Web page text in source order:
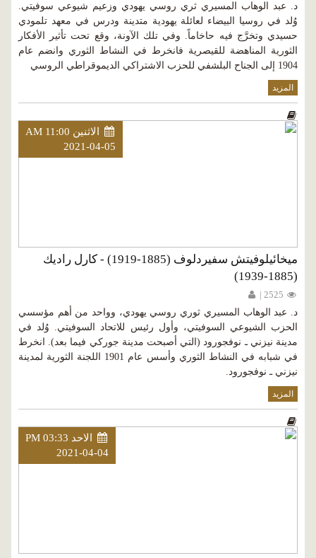
د. عبد الوهاب المسيري ثري روسي يهودي وزعيم شيوعي سوفيتي.
وُلد في روسيا البيضاء لعائلة يهودية متدينة ودرس في معهد تلمودي
حسيدي وتخرَّج فيه حاخاماً. وفي تلك الآونة، وقع تحت تأثير الأفكار
الثورية المناهضة للقيصرية فانخرط في النشاط الثوري وانضم عام
1904 إلى الجناح البلشفي للحزب الاشتراكي الديموقراطي الروسي
المزيد
الاثنين AM 11:00
2021-04-05
ميخائيلوفيتش سفيردلوف (1885-1919) - كارل راديك
(1885-1939)
د. عبد الوهاب المسيري ثوري روسي يهودي، وواحد من أهم مؤسسي
الحزب الشيوعي السوفيتي، وأول رئيس للاتحاد السوفيتي. وُلد في
مدينة نيزني ـ نوفجورود (التي أصبحت مدينة جوركي فيما بعد). انخرط
في شبابه في النشاط الثوري وأسس عام 1901 اللجنة الثورية لمدينة
نيزني ـ نوفجورود.
المزيد
الاحد PM 03:33
2021-04-04